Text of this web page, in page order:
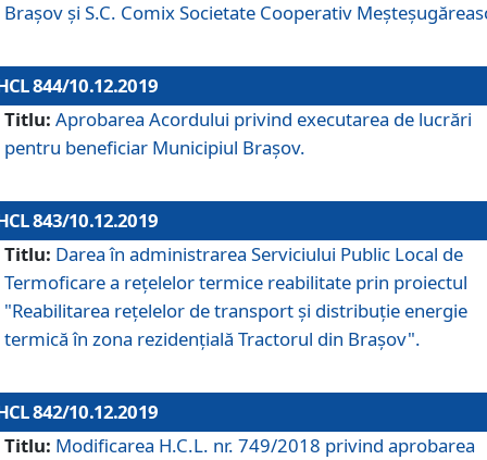
Braşov şi S.C. Comix Societate Cooperativ
844/10.12.2019
Titlu: Aprobarea Acordului privind executarea de lucrări
pentru beneficiar Municipiul Brașov.
843/10.12.2019
Titlu: Darea în administrarea Serviciului Public Local de
Termoficare a rețelelor termice reabilitate prin proiectul
"Reabilitarea reţelelor de transport şi distribuţie energie
termică în zona rezidenţială Tractorul din Braşov".
842/10.12.2019
Titlu: Modificarea H.C.L. nr. 749/2018 privind aprobarea